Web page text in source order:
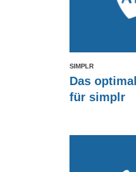
SIMPLR
Das
für simplr